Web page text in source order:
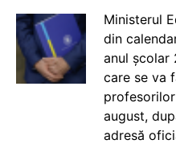
Ministerul
din
anul școlar
care se va
august,
adresă